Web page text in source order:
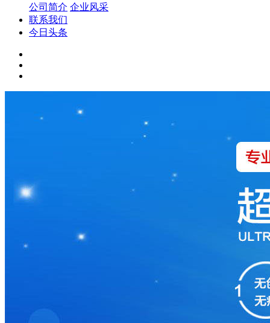
公司简介 企业风采
联系我们
今日头条